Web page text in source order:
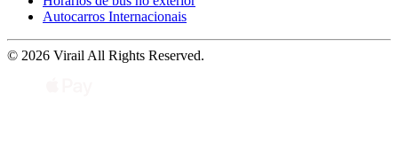
Autocarros Internacionais
© 2026 Virail All Rights Reserved.